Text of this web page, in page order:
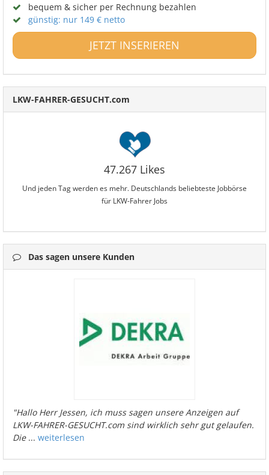
bequem & sicher per Rechnung bezahlen
günstig: nur 149 € netto
JETZT INSERIEREN
LKW-FAHRER-GESUCHT.com
47.267 Likes
Und jeden Tag werden es mehr. Deutschlands beliebteste Jobbörse
für LKW-Fahrer Jobs
Das sagen unsere Kunden
"Hallo Herr Jessen, ich muss sagen unsere Anzeigen auf
LKW-FAHRER-GESUCHT.com sind wirklich sehr gut gelaufen.
Die... weiterlesen